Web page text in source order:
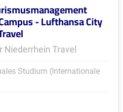
- Lufthansa City
Travel
Studium (Internationale